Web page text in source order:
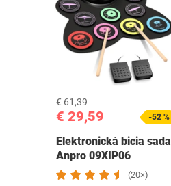
€ 29,59
€ 61,39
-52 %
Elektronická bicia sada
Anpro 09XIP06
(20×)